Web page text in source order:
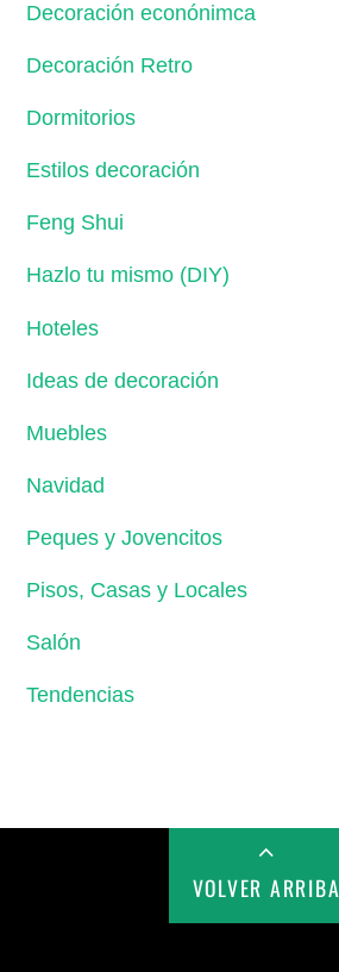
Decoración econónimca
Decoración Retro
Dormitorios
Estilos decoración
Feng Shui
Hazlo tu mismo (DIY)
Hoteles
Ideas de decoración
Muebles
Navidad
Peques y Jovencitos
Pisos, Casas y Locales
Salón
Tendencias
VOLVER ARRIBA